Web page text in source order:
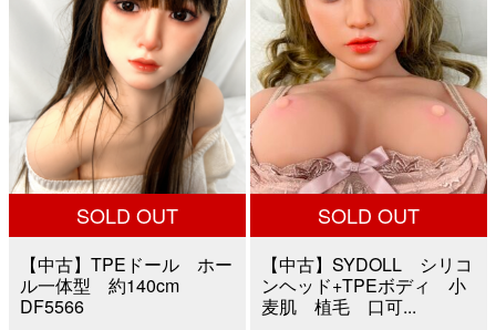
で
し
た。
¥28,000
で
す。
で
し
た。
で
す。
SOLD OUT
【中古】TPEドール ホー
ル一体型 約140cm
DF5566
SOLD OUT
【中古】SYDOLL シリコ
ンヘッド+TPEボディ 小
麦肌 植毛 口可...